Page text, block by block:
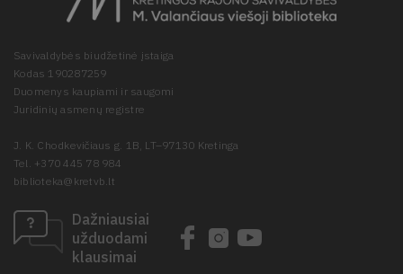
Savivaldybės biudžetinė įstaiga
Kodas 190287259
Duomenys kaupiami ir saugomi
Juridinių asmenų registre
J. K. Chodkevičiaus g. 1B, LT–97130 Kretinga
Tel. +370 445 78 984
biblioteka@kretvb.lt
Dažniausiai
užduodami
klausimai